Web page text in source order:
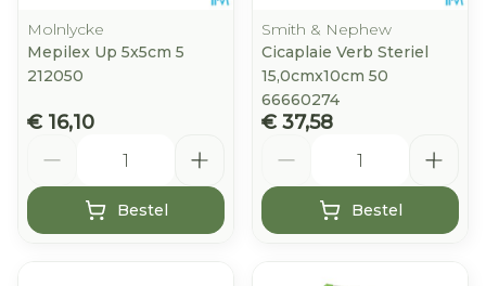
Molnlycke
Mepilex Up 5x5cm 5
212050
€ 16,10
Bestel
Smith & Nephew
Cicaplaie Verb Steriel
15,0cmx10cm 50
66660274
€ 37,58
Bestel